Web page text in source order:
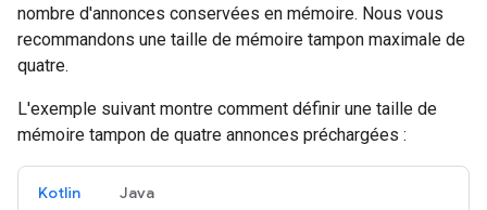
nombre d'annonces conservées en mémoire. Nous vous
recommandons une taille de mémoire tampon maximale de
quatre.
L'exemple suivant montre comment définir une taille de
mémoire tampon de quatre annonces préchargées :
Kotlin Java